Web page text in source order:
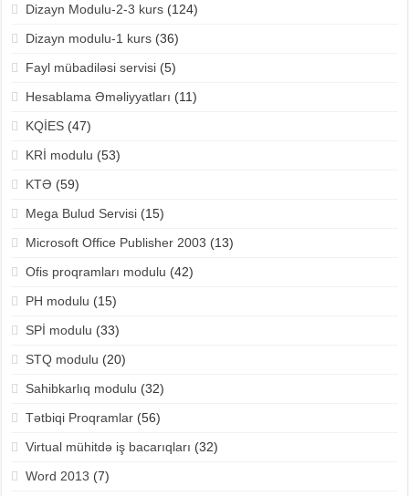
Dizayn Modulu-2-3 kurs(124)
Dizayn modulu-1 kurs(36)
Fayl mübadiləsi servisi(5)
Hesablama Əməliyyatları (11)
KQİES(47)
KRİ modulu (53)
KTƏ (59)
Mega Bulud Servisi(15)
Microsoft Office Publisher 2003 (13)
Ofis proqramları modulu (42)
PH modulu (15)
SPİ modulu (33)
STQ modulu (20)
Sahibkarlıq modulu (32)
Tətbiqi Proqramlar(56)
Virtual mühitdə iş bacarıqları (32)
Word 2013 (7)